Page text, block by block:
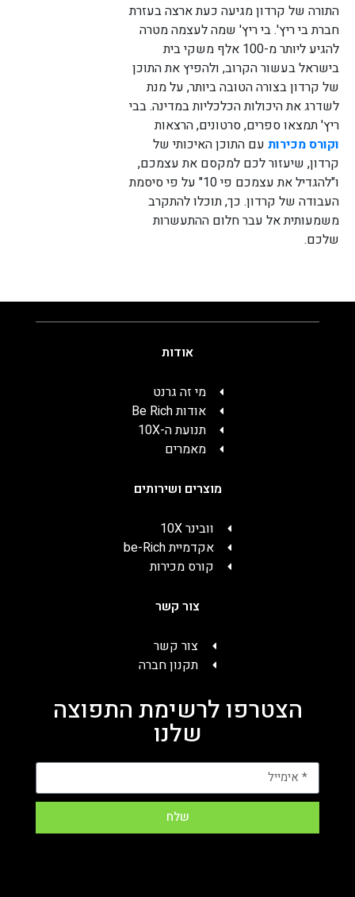
התורה של קרדון מגיעה כעת ארצה בעזרת
חברת בי ריץ'. בי ריץ' שמה לעצמה מטרה
להגיע ליותר מ-100 אלף משקי בית
בישראל בעשור הקרוב, ולהפיץ את התוכן
של קרדון בצורה הטובה ביותר, על מנת
לשדרג את היכולות הכלכליות במדינה. בבי
ריץ' תמצאו ספרים, סרטונים, הרצאות
וקורס מכירות עם התוכן האיכותי של
קרדון, שיעזור לכם למקסם את עצמכם,
ו"להגדיל את עצמכם פי 10" על פי סיסמת
העבודה של קרדון. כך, תוכלו להתקרב
משמעותית אל עבר חלום ההתעשרות
שלכם.
אודות
מי זה גרנט
אודות Be Rich
תנועת ה-10X
מאמרים
מוצרים ושירותים
וובינר 10X
אקדמיית be-Rich
קורס מכירות
צור קשר
צור קשר
תקנון חברה
הצטרפו לרשימת התפוצה
שלנו
שלח